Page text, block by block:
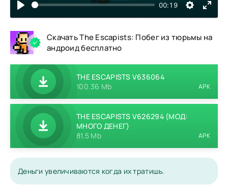
00:19
Скачать The Escapists: Побег из тюрьмы на
андроид бесплатно
THE ESCAPISTS V636064
100.36 Mb
APK
THE ESCAPISTS V626294 (МОД:
МНОГО ДЕНЕГ)
81.5 Mb
APK
Деньги увеличиваются когда их тратишь.